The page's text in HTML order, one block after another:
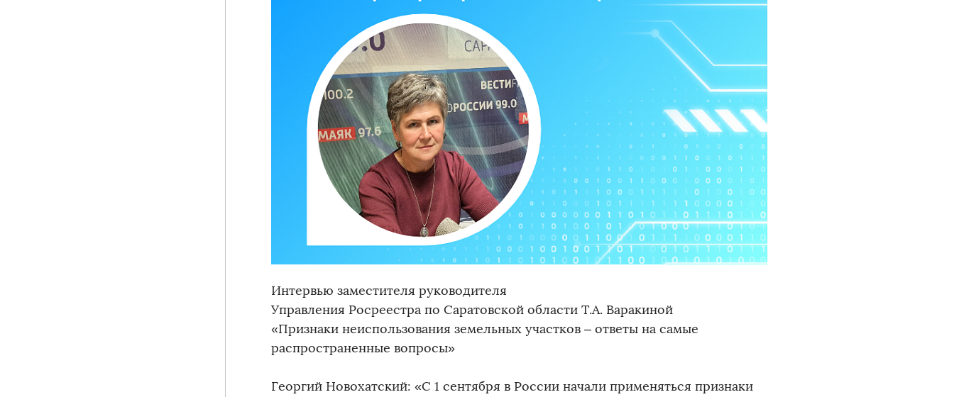
Интервью заместителя руководителя
Управления Росреестра по Саратовской области Т.А. Варакиной
«Признаки неиспользования земельных участков – ответы на самые
распространенные вопросы»
Георгий Новохатский: «С 1 сентября в России начали применяться признаки